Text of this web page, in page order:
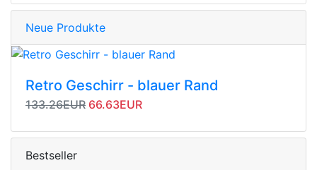
Neue Produkte
Retro Geschirr - blauer Rand
Originalpreis
133.26EUR Angebotspreis
66.63EUR
Bestseller